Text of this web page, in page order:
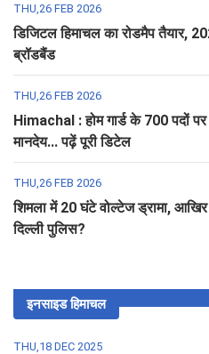
THU,26 FEB 2026
डिजिटल हिमाचल का रोडमैप तैयार,
ब्रॉडबैंड
THU,26 FEB 2026
Himachal : होम गार्ड के 700 पदों
मानदेय... पढ़ें पूरी डिटेल
THU,26 FEB 2026
शिमला में 20 घंटे वोल्टेज ड्रामा,
दिल्ली पुलिस?
इनसाइड हिमाचल
THU,18 DEC 2025